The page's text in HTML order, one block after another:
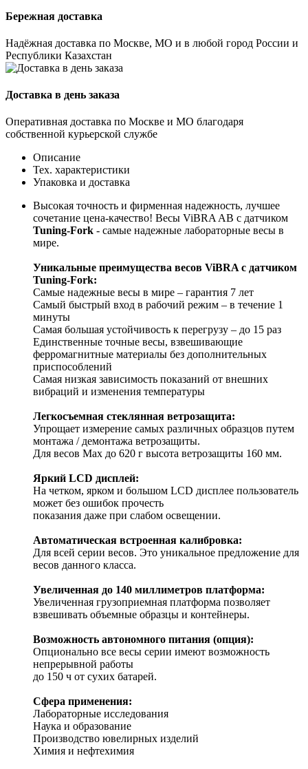
Бережная доставка
Надёжная доставка по Москве, МО и в любой город России и
Республики Казахстан
Доставка в день заказа
Оперативная доставка по Москве и МО благодаря
собственной курьерской службе
Описание
Тех. характеристики
Упаковка и доставка
Высокая точность и фирменная надежность, лучшее
сочетание цена-качество! Весы ViBRA AB с датчиком
Tuning-Fork - самые надежные лабораторные весы в
мире.
Уникальные преимущества весов ViBRA с датчиком
Tuning-Fork:
Самые надежные весы в мире – гарантия 7 лет
Самый быстрый вход в рабочий режим – в течение 1
минуты
Самая большая устойчивость к перегрузу – до 15 раз
Единственные точные весы, взвешивающие
ферромагнитные материалы без дополнительных
приспособлений
Самая низкая зависимость показаний от внешних
вибраций и изменения температуры
Легкосъемная стеклянная ветрозащита:
Упрощает измерение самых различных образцов путем
монтажа / демонтажа ветрозащиты.
Для весов Mах до 620 г высота ветрозащиты 160 мм.
Яркий LCD дисплей:
На четком, ярком и большом LCD дисплее пользователь
может без ошибок прочесть
показания даже при слабом освещении.
Автоматическая встроенная калибровка:
Для всей серии весов. Это уникальное предложение для
весов данного класса.
Увеличенная до 140 миллиметров платформа:
Увеличенная грузоприемная платформа позволяет
взвешивать объемные образцы и контейнеры.
Возможность автономного питания (опция):
Опционально все весы серии имеют возможность
непрерывной работы
до 150 ч от сухих батарей.
Сфера применения:
Лабораторные исследования
Наука и образование
Производство ювелирных изделий
Химия и нефтехимия